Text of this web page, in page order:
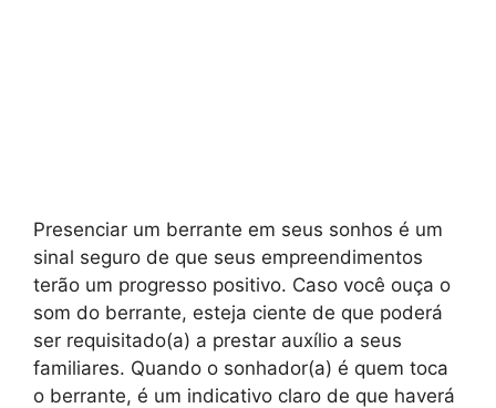
Presenciar um berrante em seus sonhos é um
sinal seguro de que seus empreendimentos
terão um progresso positivo. Caso você ouça o
som do berrante, esteja ciente de que poderá
ser requisitado(a) a prestar auxílio a seus
familiares. Quando o sonhador(a) é quem toca
o berrante, é um indicativo claro de que haverá